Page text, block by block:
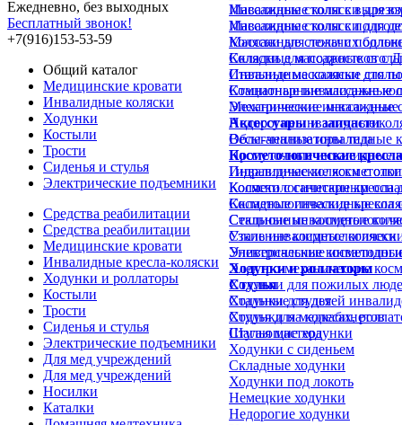
Ежедневно, без выходных
Бесплатный звонок!
+7(916)153-53-59
Общий каталог
Медицинские кровати
Инвалидные коляски
Ходунки
Костыли
Трости
Сиденья и стулья
Электрические подъемники
Средства реабилитации
Средства реабилитации
Медицинские кровати
Инвалидные кресла-коляски
Ходунки и роллаторы
Костыли
Трости
Сиденья и стулья
Электрические подъемники
Для мед учреждений
Для мед учреждений
Носилки
Каталки
Инвалидные коляски для
Инвалидные коляски для
Коляски для лежачих
Коляски для подростков с
Инвалидные коляски для
Комнатные инвалидные
Механические инвалидные
Недорогие инвалидные
Облегченные инвалидные
Прогулочные инвалидные
Инвалидные коляски с
Коляски с санитарным
Складные инвалидные
Стальные инвалидные
Узкие инвалидные коляски
Универсальные
Ходунки и роллаторы
Ходунки для пожилых
Ходунки для детей
Ходунки на колесах,
Шагающие ходунки
Ходунки с сиденьем
Складные ходунки
Ходунки под локоть
Немецкие ходунки
Недорогие ходунки
Массажные столы с
Массажные столы с
Массажные столы с
Складные массажные столы
Стальные массажные столы
Стационарные массажные
Электрические массажные
Аксессуары и запчасти
Весы-анализаторы тела
Косметологические кресла
Гидравлические
Косметологические кресла
Косметологические кресла
Секционные
Стальные
Электрические
Электро-механические
Стулья
Стальные стулья
Стулья для медкабинетов
Стулья мастера